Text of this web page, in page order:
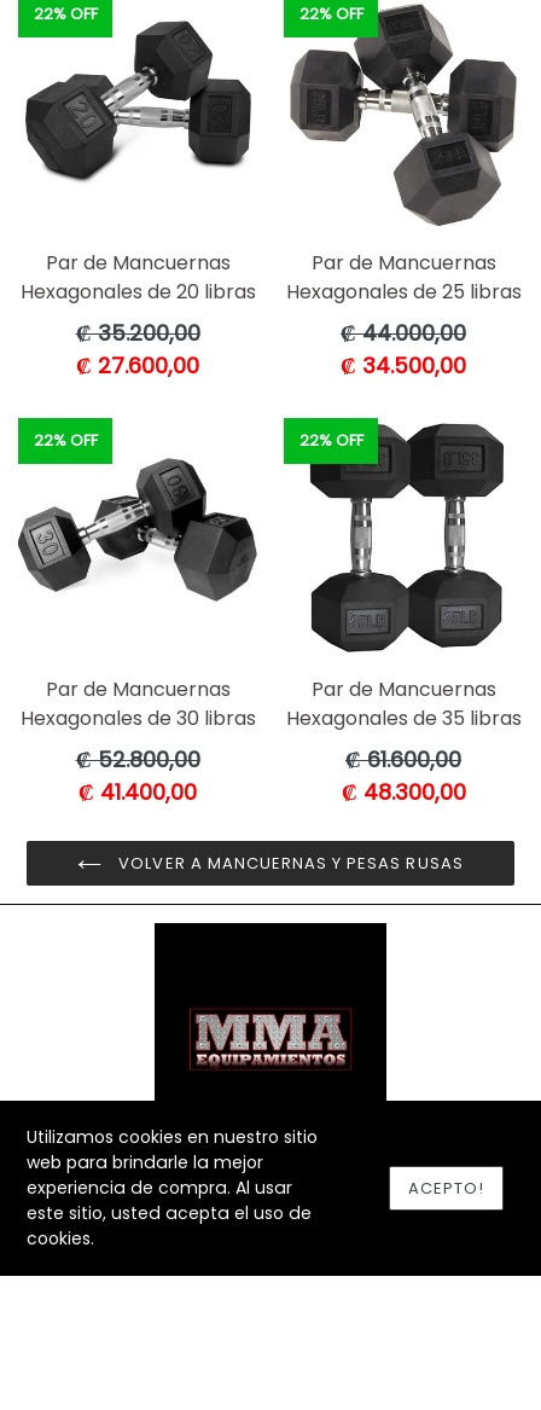
22% OFF
Par de Mancuernas
Hexagonales de 20 libras
Precio
habitual
₡ 35.200,00
₡ 27.600,00
22% OFF
Par de Mancuernas
Hexagonales de 25 libras
Precio
habitual
₡ 44.000,00
₡ 34.500,00
22% OFF
Par de Mancuernas
Hexagonales de 30 libras
Precio
habitual
₡ 52.800,00
₡ 41.400,00
22% OFF
Par de Mancuernas
Hexagonales de 35 libras
Precio
habitual
₡ 61.600,00
₡ 48.300,00
VOLVER A MANCUERNAS Y PESAS RUSAS
@MMAEQUIPAMIENTOSCR
SÍGUENOS
Utilizamos cookies en nuestro sitio
web para brindarle la mejor
experiencia de compra. Al usar
este sitio, usted acepta el uso de
cookies.
ACEPTO!